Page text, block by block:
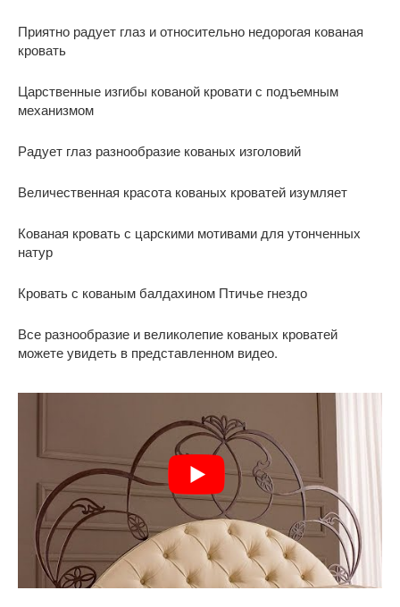
Приятно радует глаз и относительно недорогая кованая
кровать
Царственные изгибы кованой кровати с подъемным
механизмом
Радует глаз разнообразие кованых изголовий
Величественная красота кованых кроватей изумляет
Кованая кровать с царскими мотивами для утонченных
натур
Кровать с кованым балдахином Птичье гнездо
Все разнообразие и великолепие кованых кроватей
можете увидеть в представленном видео.